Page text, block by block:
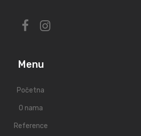
Menu
Početna
O nama
Reference